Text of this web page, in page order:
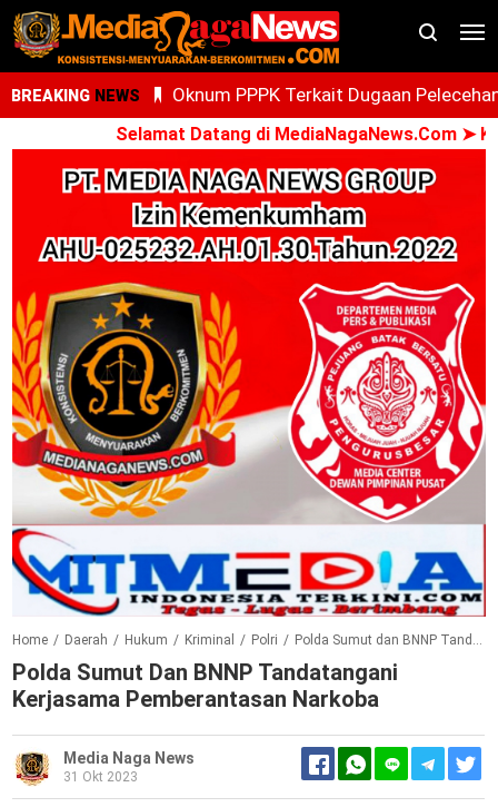
BREAKING NEWS
Oknum PPPK Terkait Dugaan
Anak Magang Di Kantor Kemenhaj
Kini Diperiksa Di Kanwil Kemenhaj
Sumut
Whisnu Legenda Bintang Yang Terus
Cemerlang
Selamat Datang di MediaNagaNews.Com ➤
Home / Daerah / Hukum / Kriminal / Polri / Polda Sumut dan BNNP Tandatangani Kerjasama Pemberantasan Narkoba
Polda Sumut Dan BNNP Tandatangani
Kerjasama Pemberantasan Narkoba
Media Naga News
31 Okt 2023